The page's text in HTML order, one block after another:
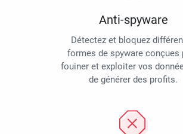
Anti-spyware
Détectez et bloquez
formes de spyware conçues
fouiner et exploiter vos
de générer des profits.